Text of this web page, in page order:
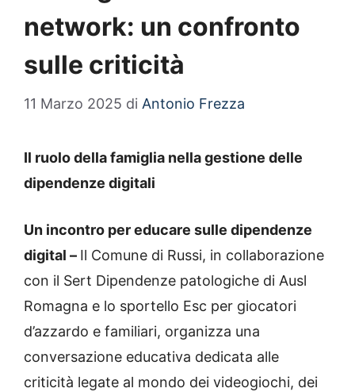
network: un confronto
sulle criticità
11 Marzo 2025 di Antonio Frezza
Il ruolo della famiglia nella gestione delle
dipendenze digitali
Un incontro per educare sulle dipendenze
digital – Il Comune di Russi, in collaborazione
con il Sert Dipendenze patologiche di Ausl
Romagna e lo sportello Esc per giocatori
d’azzardo e familiari, organizza una
conversazione educativa dedicata alle
criticità legate al mondo dei videogiochi, dei